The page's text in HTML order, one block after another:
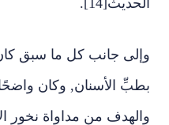
الحديث[14].
وإلى جانب كل ما سبق
بطبِّ الأسنان, وكان واضحًا
والهدف من مداواة نخور